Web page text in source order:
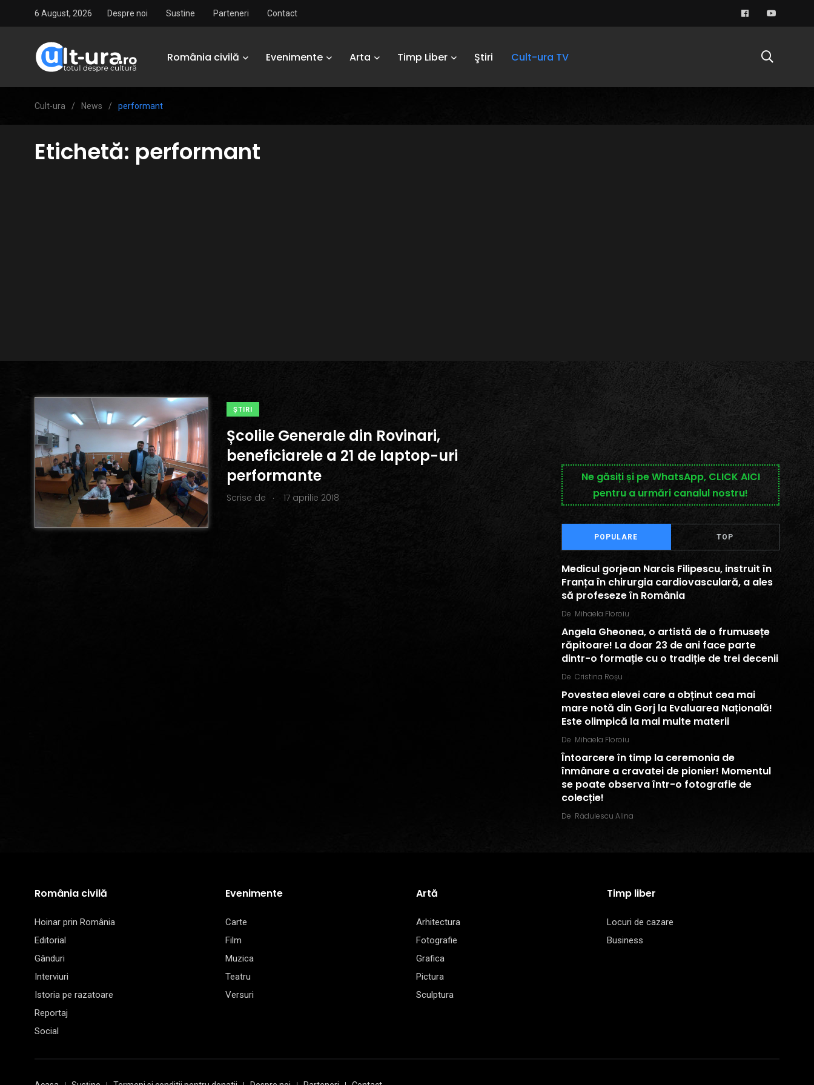
6 August, 2026 Despre noi Sustine Parteneri Contact
România civilă Evenimente Arta Timp Liber Ştiri Cult-ura TV
Cult-ura / News / performant
Etichetă: performant
ŞTIRI
Școlile Generale din Rovinari,
beneficiarele a 21 de laptop-uri
performante
Scrise de . 17 aprilie 2018
Ne găsiți și pe WhatsApp, CLICK AICI
pentru a urmări canalul nostru!
POPULARE TOP
Medicul gorjean Narcis Filipescu, instruit în
Franța în chirurgia cardiovasculară, a ales
să profeseze în România
De Mihaela Floroiu
Angela Gheonea, o artistă de o frumusețe
răpitoare! La doar 23 de ani face parte
dintr-o formație cu o tradiție de trei decenii
De Cristina Roșu
Povestea elevei care a obținut cea mai
mare notă din Gorj la Evaluarea Națională!
Este olimpică la mai multe materii
De Mihaela Floroiu
Întoarcere în timp la ceremonia de
înmânare a cravatei de pionier! Momentul
se poate observa într-o fotografie de
colecție!
De Rădulescu Alina
România civilă
Hoinar prin România
Editorial
Gânduri
Interviuri
Istoria pe razatoare
Reportaj
Social
Evenimente
Carte
Film
Muzica
Teatru
Versuri
Artă
Arhitectura
Fotografie
Grafica
Pictura
Sculptura
Timp liber
Locuri de cazare
Business